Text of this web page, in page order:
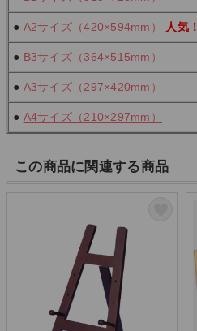
● A2サイズ（420×594mm） 人気！
● B3サイズ（364×515mm）
● A3サイズ（297×420mm）
● A4サイズ（210×297mm）
この商品に関連する商品